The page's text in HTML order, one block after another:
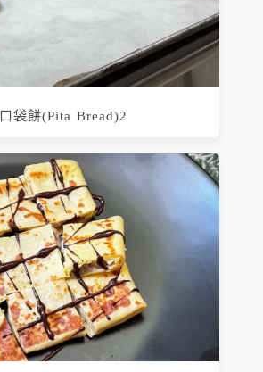
口袋餅(Pita Bread)2